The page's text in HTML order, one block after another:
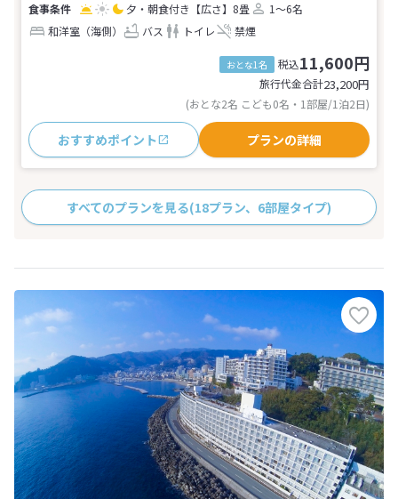
夕・朝食付き 【広さ】8畳
1～6名
和洋室（海側）
バス トイレ 禁煙
おとな1名 税込11,600円
旅行代金合計23,200円
(おとな2名 こども0名・1部屋/1泊2日)
おすすめポイント プランの詳細
すべてのプランを見る(18プラン、6部屋タイプ)